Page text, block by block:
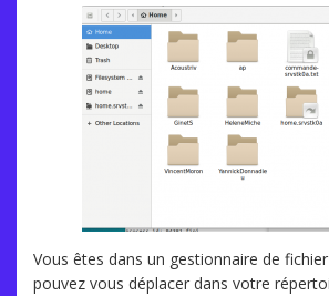
Vous êtes dans un gestionnaire de
pouvez vous déplacer dans votre